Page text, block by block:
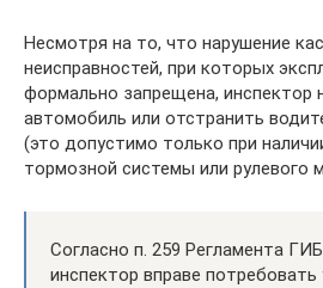
Несмотря на то, что нарушение
неисправностей, при которых
формально запрещена, инспектор
автомобиль или отстранить
(это допустимо только при
тормозной системы или рулевого
Согласно п. 259 Регламента
инспектор вправе потребовать